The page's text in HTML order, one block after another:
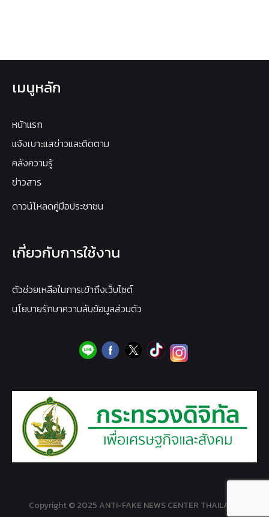
เมนูหลัก
หน้าแรก
แจ้งเบาะแสข่าวและติดตาม
คลังความรู้
ข่าวสาร
ดาวน์โหลดคู่มือประชาชน
เกี่ยวกับการใช้งาน
ตัวช่วยเหลือในการเข้าถึงเว็บไซต์
นโยบายรักษาความลับข้อมูลส่วนตัว
Copyright © 2025 ANTI-FAKE NEWS CENTER THAILAND